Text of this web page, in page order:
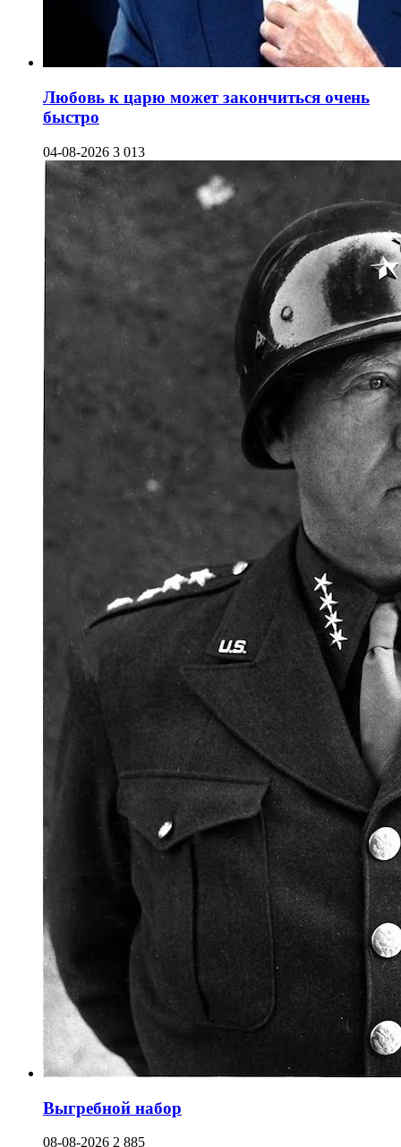
Любовь к царю может закончиться очень
быстро
04-08-2026 3 013
Выгребной набор
08-08-2026 2 885